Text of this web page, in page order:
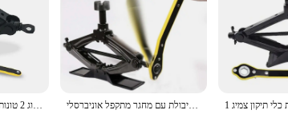
Its robust construction ensures durability and reliability,
a comfortable grip but also enhances stability, reducing
the 2 Ton Car Jack Stand is the perfect addition to
and lightweight nature make it portable, allowing you to
חסכוני 2 טון מתקפל רכב שקע מופעל ביד אופקי סוג 2 טונות שקע רכב צמיג תיקון כלי רכב רכב שקע 2 טון קיבולת עם מחגר מתקפל אוניברסלי